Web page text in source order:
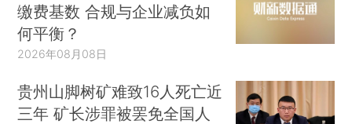
缴费基数 合规与企业减负如
何平衡？
2026年08月08日
贵州山脚树矿难致16人死亡近
三年 矿长涉罪被罢免全国人